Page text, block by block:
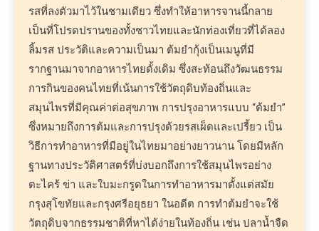
รสที่ลงตัวมาไว้ในชามเดียว ซึ่งทำให้อาหารจานนี้กลาย
เป็นที่โปรดปรานของทั้งชาวไทยและนักท่องเที่ยวที่ได้ลอง
ลิ้มรส ประวัติและความเป็นมา ต้มยำกุ้งเป็นเมนูที่มี
รากฐานมาจากอาหารไทยดั้งเดิม ซึ่งสะท้อนถึงวัฒนธรรม
การกินของคนไทยที่เน้นการใช้วัตถุดิบท้องถิ่นและ
สมุนไพรที่มีคุณค่าต่อสุขภาพ การปรุงอาหารแบบ “ต้มยำ”
ซึ่งหมายถึงการต้มและการปรุงด้วยรสเผ็ดและเปรี้ยว เป็น
วิธีการทำอาหารที่มีอยู่ในไทยมาอย่างยาวนาน โดยมีหลัก
ฐานทางประวัติศาสตร์ที่บ่งบอกถึงการใช้สมุนไพรอย่าง
ตะไคร้ ข่า และใบมะกรูดในการทำอาหารมาตั้งแต่สมัย
กรุงสุโขทัยและกรุงศรีอยุธยา ในอดีต การทำต้มยำจะใช้
วัตถุดิบจากธรรมชาติที่หาได้ง่ายในท้องถิ่น เช่น ปลาน้ำจืด